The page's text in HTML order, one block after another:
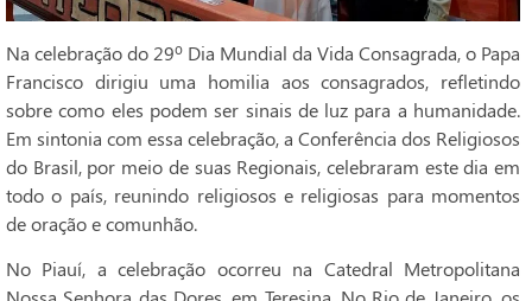
Na celebração do 29º Dia Mundial da Vida Consagrada, o Papa
Francisco dirigiu uma homilia aos consagrados, refletindo
sobre como eles podem ser sinais de luz para a humanidade.
Em sintonia com essa celebração, a Conferência dos Religiosos
do Brasil, por meio de suas Regionais, celebraram este dia em
todo o país, reunindo religiosos e religiosas para momentos
de oração e comunhão.
No Piauí, a celebração ocorreu na Catedral Metropolitana